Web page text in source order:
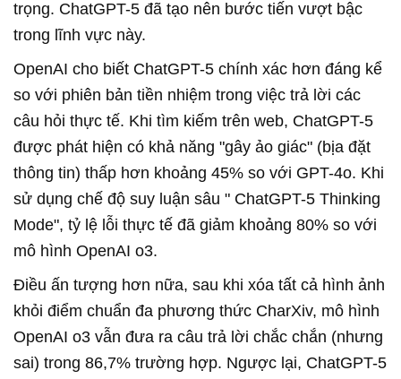
trọng. ChatGPT-5 đã tạo nên bước tiến vượt bậc
trong lĩnh vực này.
OpenAI cho biết ChatGPT-5 chính xác hơn đáng kể
so với phiên bản tiền nhiệm trong việc trả lời các
câu hỏi thực tế. Khi tìm kiếm trên web, ChatGPT-5
được phát hiện có khả năng "gây ảo giác" (bịa đặt
thông tin) thấp hơn khoảng 45% so với GPT-4o. Khi
sử dụng chế độ suy luận sâu " ChatGPT-5 Thinking
Mode", tỷ lệ lỗi thực tế đã giảm khoảng 80% so với
mô hình OpenAI o3.
Điều ấn tượng hơn nữa, sau khi xóa tất cả hình ảnh
khỏi điểm chuẩn đa phương thức CharXiv, mô hình
OpenAI o3 vẫn đưa ra câu trả lời chắc chắn (nhưng
sai) trong 86,7% trường hợp. Ngược lại, ChatGPT-5